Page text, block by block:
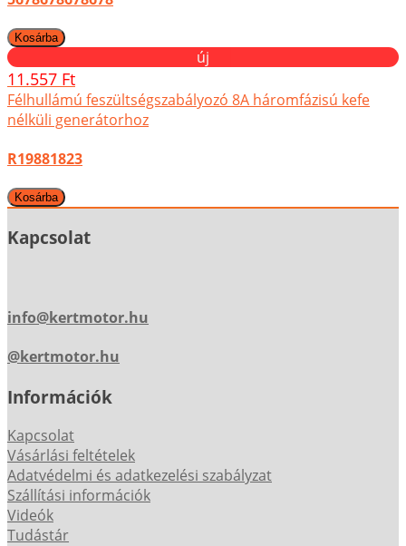
új
11.557 Ft
Félhullámú feszültségszabályozó 8A háromfázisú kefe
nélküli generátorhoz
R19881823
Kapcsolat
info@kertmotor.hu
@kertmotor.hu
Információk
Kapcsolat
Vásárlási feltételek
Adatvédelmi és adatkezelési szabályzat
Szállítási információk
Videók
Tudástár